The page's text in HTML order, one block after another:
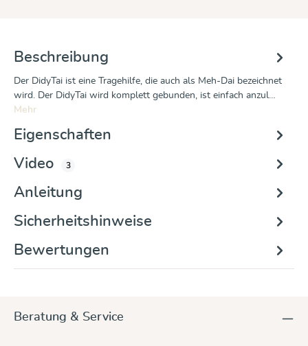
Beschreibung
Der DidyTai ist eine Tragehilfe, die auch als Meh-Dai bezeichnet
wird. Der DidyTai wird komplett gebunden, ist einfach anzul…
Mehr
Eigenschaften
Video
3
Anleitung
Sicherheitshinweise
Bewertungen
Beratung & Service